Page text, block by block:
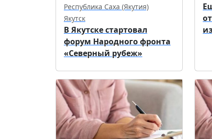
Республика Саха (Якутия)
Якутск
В Якутске стартовал
форум Народного фронта
«Северный рубеж»